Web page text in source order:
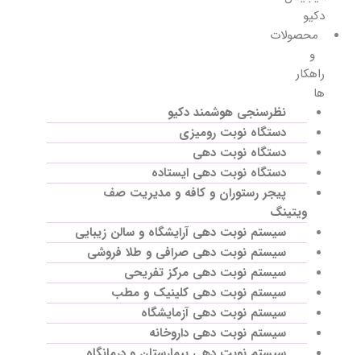
دکیو
محصولات
و
راهکار
ها
نظرسنجی هوشمند دکیو
دستگاه نوبت رومیزی
دستگاه نوبت دهی
دستگاه نوبت دهی ایستاده
پیجر رستوران و کافه و مدیریت صف
ویتینگ
سیستم نوبت دهی آرایشگاه و سالن زیبایی
سیستم نوبت دهی صرافی و طلا فروشی
سیستم نوبت دهی مرکز تفریحی
سیستم نوبت دهی کلینیک و مطب
سیستم نوبت دهی آزمایشگاه
سیستم نوبت دهی داروخانه